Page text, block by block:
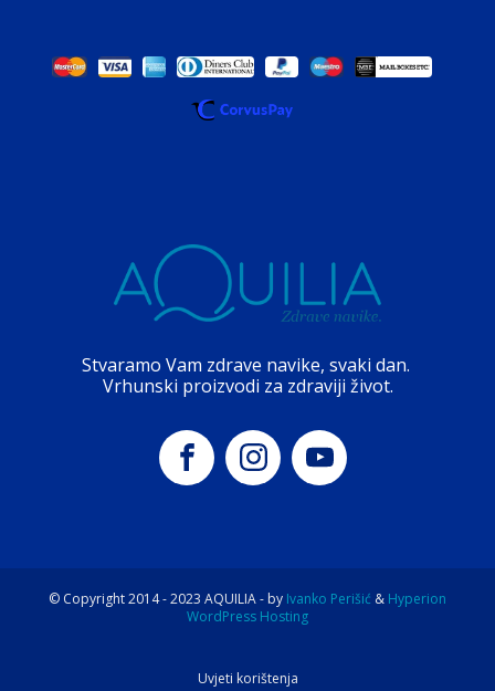
Stvaramo Vam zdrave navike, svaki dan.
Vrhunski proizvodi za zdraviji život.
© Copyright 2014 -2023 AQUILIA - by Ivanko Perišić & Hyperion
WordPress Hosting
Uvjeti korištenja